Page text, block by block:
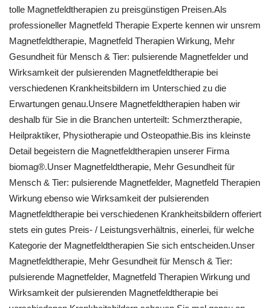
tolle Magnetfeldtherapien zu preisgünstigen Preisen.Als
professioneller Magnetfeld Therapie Experte kennen wir unsrem
Magnetfeldtherapie, Magnetfeld Therapien Wirkung, Mehr
Gesundheit für Mensch & Tier: pulsierende Magnetfelder und
Wirksamkeit der pulsierenden Magnetfeldtherapie bei
verschiedenen Krankheitsbildern im Unterschied zu die
Erwartungen genau.Unsere Magnetfeldtherapien haben wir
deshalb für Sie in die Branchen unterteilt: Schmerztherapie,
Heilpraktiker, Physiotherapie und Osteopathie.Bis ins kleinste
Detail begeistern die Magnetfeldtherapien unserer Firma
biomag®.Unser Magnetfeldtherapie, Mehr Gesundheit für
Mensch & Tier: pulsierende Magnetfelder, Magnetfeld Therapien
Wirkung ebenso wie Wirksamkeit der pulsierenden
Magnetfeldtherapie bei verschiedenen Krankheitsbildern offeriert
stets ein gutes Preis- / Leistungsverhältnis, einerlei, für welche
Kategorie der Magnetfeldtherapien Sie sich entscheiden.Unser
Magnetfeldtherapie, Mehr Gesundheit für Mensch & Tier:
pulsierende Magnetfelder, Magnetfeld Therapien Wirkung und
Wirksamkeit der pulsierenden Magnetfeldtherapie bei